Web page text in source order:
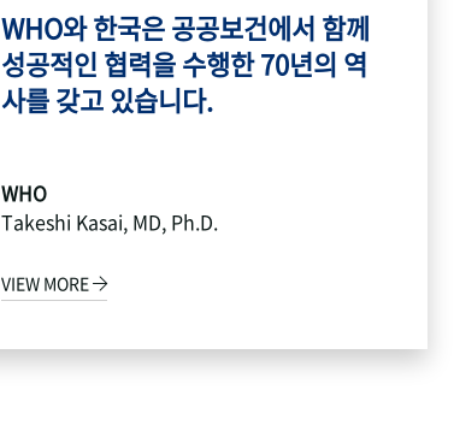
WHO와 한국은 공공보건에서 함께
성공적인 협력을 수행한 70년의 역
사를 갖고 있습니다.
WHO
Takeshi Kasai, MD, Ph.D.
VIEW MORE